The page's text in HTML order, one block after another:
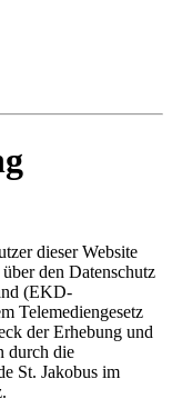
dieser Website
den Datenschutz
(EKD-
Telemediengesetz
der Erhebung und
durch die
St. Jakobus im